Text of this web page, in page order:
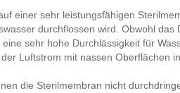
einer sehr leistungsfähigen
durchflossen wird. Obwohl das
sehr hohe Durchlässigkeit für
Luftstrom mit nassen Oberflächen
die Sterilmembran nicht